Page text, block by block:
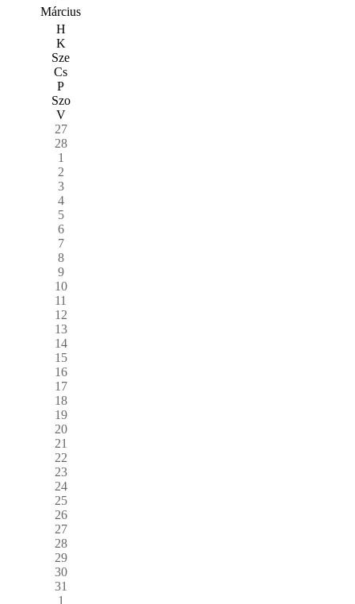
Március
H
K
Sze
Cs
P
Szo
V
27
28
1
2
3
4
5
6
7
8
9
10
11
12
13
14
15
16
17
18
19
20
21
22
23
24
25
26
27
28
29
30
31
1